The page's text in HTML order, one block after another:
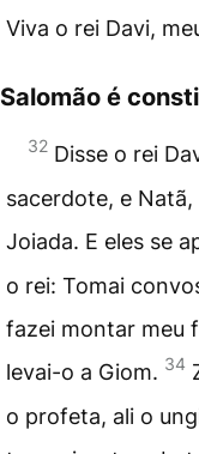
Viva o rei Davi,
Salomão é
32 Disse o rei
sacerdote, e
Joiada. E eles se
o rei: Tomai
fazei montar meu
levai-o a Giom. 34
o profeta, ali o